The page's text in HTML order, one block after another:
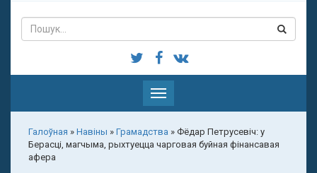
Паказаць
меню
Галоўная » Навіны » Грамадства » Фёдар Петрусевіч: у
Берасці, магчыма, рыхтуецца чарговая буйная фінансавая
афера